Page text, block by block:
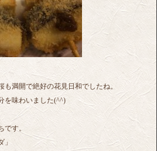
満開で絶好の花見日和でしたね。
を味わいました(^^)
です。